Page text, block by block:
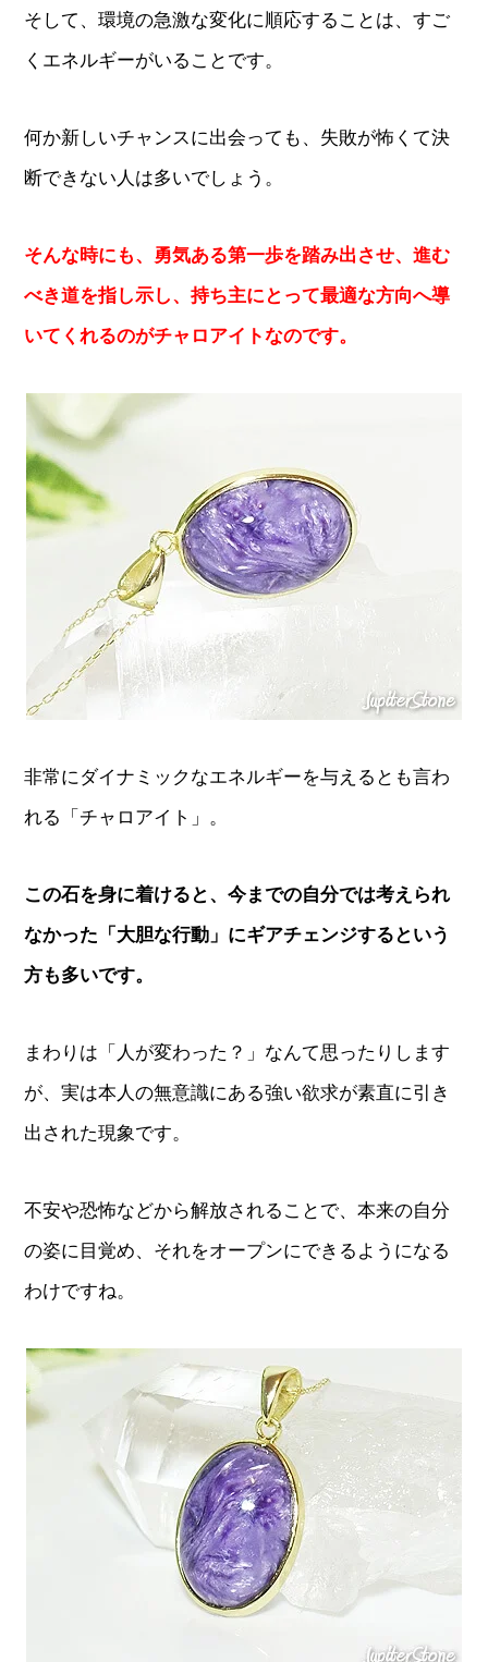
そして、環境の急激な変化に順応することは、すご
くエネルギーがいることです。
何か新しいチャンスに出会っても、失敗が怖くて決
断できない人は多いでしょう。
そんな時にも、勇気ある第一歩を踏み出させ、進む
べき道を指し示し、持ち主にとって最適な方向へ導
いてくれるのがチャロアイトなのです。
非常にダイナミックなエネルギーを与えるとも言わ
れる「チャロアイト」。
この石を身に着けると、今までの自分では考えられ
なかった「大胆な行動」にギアチェンジするという
方も多いです。
まわりは「人が変わった？」なんて思ったりします
が、実は本人の無意識にある強い欲求が素直に引き
出された現象です。
不安や恐怖などから解放されることで、本来の自分
の姿に目覚め、それをオープンにできるようになる
わけですね。